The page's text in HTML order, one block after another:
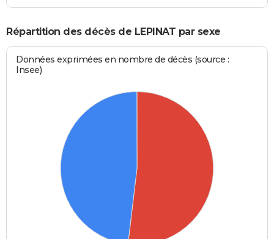
Répartition des décès de LEPINAT par sexe
Données exprimées en nombre de décès (source :
Insee)